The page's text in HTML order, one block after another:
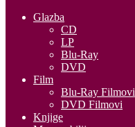
Glazba
CD
LP
Blu-Ray
DVD
Film
Blu-Ray Filmovi
DVD Filmovi
Knjige